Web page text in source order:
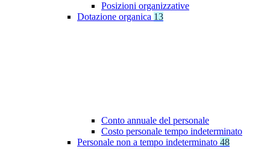
Posizioni organizzative
Dotazione organica 13
Conto annuale del personale
Costo personale tempo indeterminato
Personale non a tempo indeterminato 48